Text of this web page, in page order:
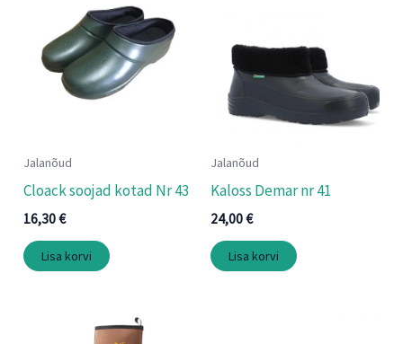
Jalanõud
Cloack soojad kotad Nr 43
16,30€
Lisa korvi
Jalanõud
Kaloss Demar nr 41
24,00€
Lisa korvi